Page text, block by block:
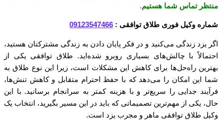
منتظر تماس شما هستیم.
شماره وکیل فوری طلاق توافقی : 09123547466
اگر یزد زندگی می‌کنید و در فکر پایان دادن به زندگی مشترکتان هستید،
احتمالاً با چالش‌های بسیاری روبرو شده‌اید. طلاق توافقی یکی از
بهترین راه‌حل‌ها برای کاهش این مشکلات است، زیرا این نوع طلاق به
شما این امکان را می‌دهد که با حفظ احترام متقابل و کاهش تنش‌ها،
فرآیند جدایی را سریع‌تر و با هزینه کمتر به سرانجام برسانید. با این
حال، یکی از مهم‌ترین تصمیماتی که باید در این مسیر بگیرید، انتخاب یک
وکیل طلاق توافقی ماهر و مجرب یزد است.